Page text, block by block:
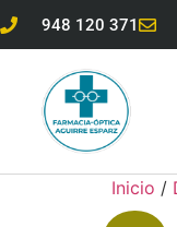
948 120 371
Inicio /